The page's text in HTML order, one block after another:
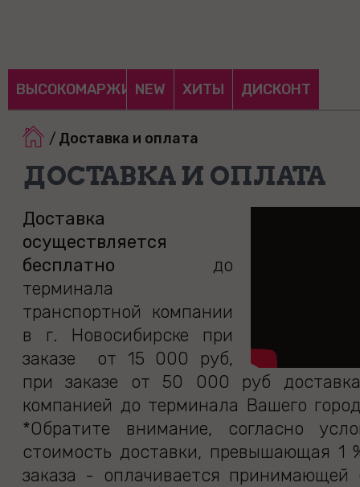
ВЫСОКОМАРЖИНАЛЬНЫЕ
NEW ХИТЫ ДИСКОНТ
/ Доставка и оплата
ДОСТАВКА И ОПЛАТА
Доставка
осуществляется
бесплатно
до
терминала
транспортной компании
в г. Новосибирске при
заказе от 15 000 руб,
при заказе от 50 000 руб
компанией до терминала Вашего
*Обратите внимание, согласно
стоимость доставки, превышающая 1
заказа - оплачивается принимающей